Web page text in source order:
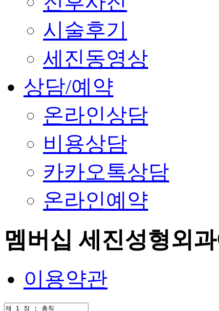
시술후기
세진동영상
상담/예약
온라인상담
비용상담
카카오톡상담
온라인예약
멤버십 세진성형외
이용약관